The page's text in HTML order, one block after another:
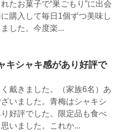
たお菓子で“巣ごもり”に出会
購入して毎日1個ずつ美味し
した。今度楽...
キシャキ感があり好評で
戴きました。（家族6名）あ
いました。青梅はシャキシ
好評でした。限定品も食べ
いました。これか...